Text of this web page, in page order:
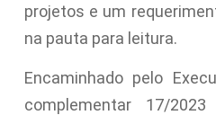
projetos e um
na pauta para leitura.
Encaminhado pelo
complementar 17/